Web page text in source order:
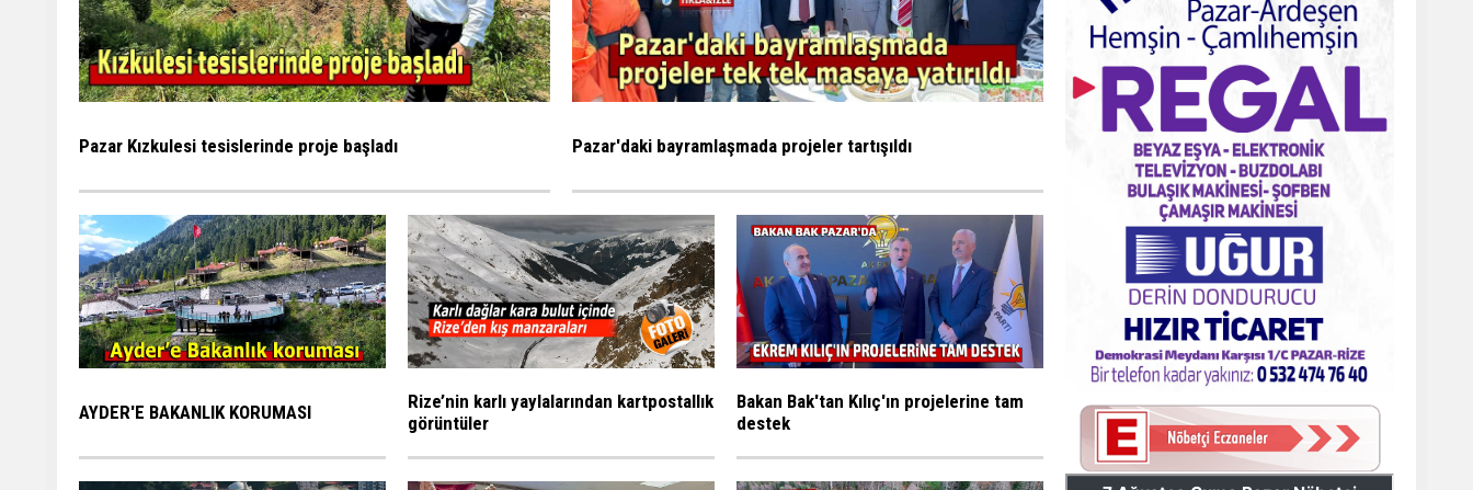
Pazar Kızkulesi tesislerinde proje başladı Pazar'daki bayramlaşmada projeler tartışıldı
AYDER'E BAKANLIK KORUMASI
Rize’nin karlı yaylalarından kartpostallık
görüntüler
Bakan Bak'tan Kılıç'ın projelerine tam
destek